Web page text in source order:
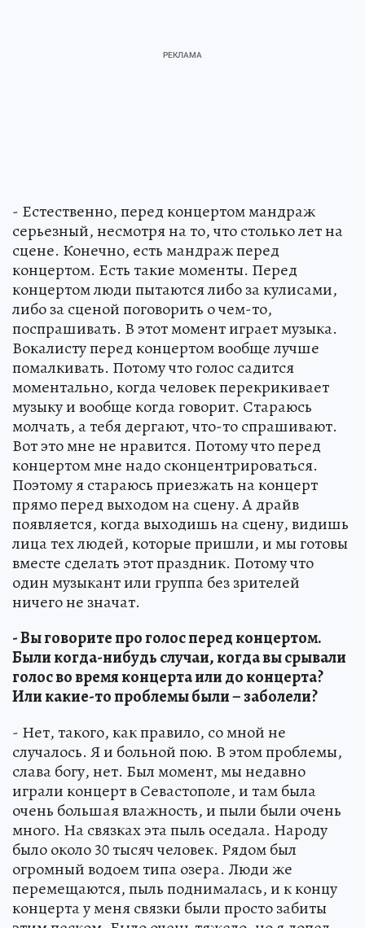
- Естественно, перед концертом мандраж
серьезный, несмотря на то, что столько лет на
сцене. Конечно, есть мандраж перед
концертом. Есть такие моменты. Перед
концертом люди пытаются либо за кулисами,
либо за сценой поговорить о чем-то,
поспрашивать. В этот момент играет музыка.
Вокалисту перед концертом вообще лучше
помалкивать. Потому что голос садится
моментально, когда человек перекрикивает
музыку и вообще когда говорит. Стараюсь
молчать, а тебя дергают, что-то спрашивают.
Вот это мне не нравится. Потому что перед
концертом мне надо сконцентрироваться.
Поэтому я стараюсь приезжать на концерт
прямо перед выходом на сцену. А драйв
появляется, когда выходишь на сцену, видишь
лица тех людей, которые пришли, и мы готовы
вместе сделать этот праздник. Потому что
один музыкант или группа без зрителей
ничего не значат.
- Вы говорите про голос перед концертом.
Были когда-нибудь случаи, когда вы срывали
голос во время концерта или до концерта?
Или какие-то проблемы были – заболели?
- Нет, такого, как правило, со мной не
случалось. Я и больной пою. В этом проблемы,
слава богу, нет. Был момент, мы недавно
играли концерт в Севастополе, и там была
очень большая влажность, и пыли были очень
много. На связках эта пыль оседала. Народу
было около 30 тысяч человек. Рядом был
огромный водоем типа озера. Люди же
перемещаются, пыль поднималась, и к концу
концерта у меня связки были просто забиты